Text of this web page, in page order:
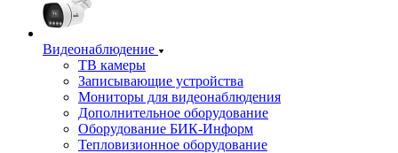
Видеонаблюдение
ТВ камеры
Записывающие устройства
Мониторы для видеонаблюдения
Дополнительное оборудование
Оборудование БИК-Информ
Тепловизионное оборудование